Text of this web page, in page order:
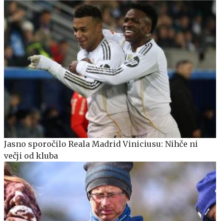
Jasno sporočilo Reala Madrid Viniciusu: Nihče ni
večji od kluba